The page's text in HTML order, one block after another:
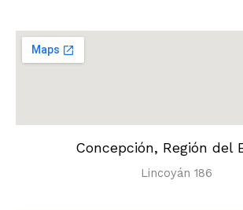
Concepción, Región del
Lincoyán 186